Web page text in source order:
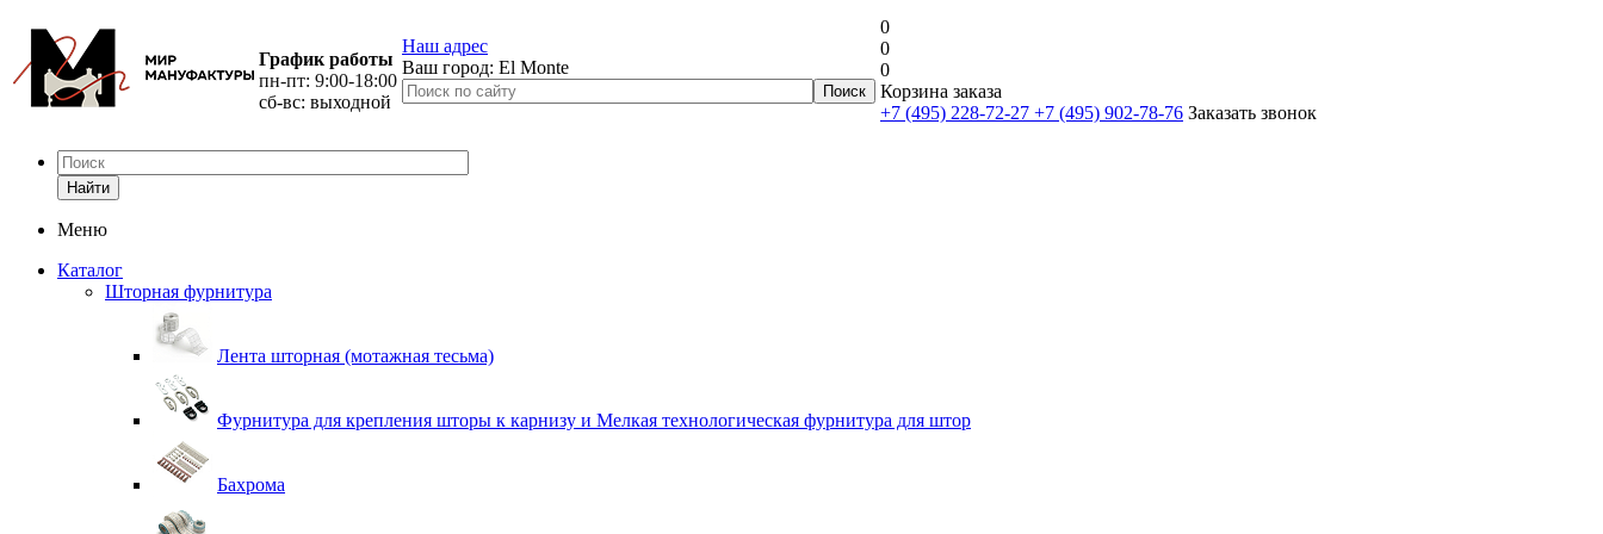
График работы
пн-пт: 9:00-18:00
сб-вс: выходной
Наш адрес
Ваш город: El Monte
0
0
0
Корзина заказа
+7 (495) 228-72-27 +7 (495) 902-78-76 Заказать звонок
Найти
Меню
Каталог
Шторная фурнитура
Лента шторная (мотажная тесьма)
Фурнитура для крепления шторы к карнизу и Мелкая технологическая фурнитура для штор
Бахрома